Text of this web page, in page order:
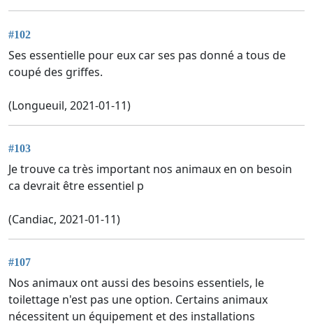
#102
Ses essentielle pour eux car ses pas donné a tous de
coupé des griffes.
(Longueuil, 2021-01-11)
#103
Je trouve ca très important nos animaux en on besoin
ca devrait être essentiel p
(Candiac, 2021-01-11)
#107
Nos animaux ont aussi des besoins essentiels, le
toilettage n'est pas une option. Certains animaux
nécessitent un équipement et des installations